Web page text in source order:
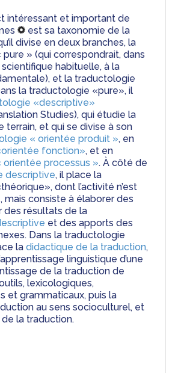
intéressant et important de
est sa taxonomie de la
divise en deux branches, la
» (qui correspondrait, dans
habituelle, à la
et la traductologie
la traductologie «pure», il
«descriptive»
Studies), qui étudie la
terrain, et qui se divise à son
« orientée produit »
, en
fonction»
, et en
processus ». À côté de
descriptive, il place la
dont l’activité n’est
mais consiste à élaborer des
théories à partir des résultats de la
et des apports des
Dans la traductologie
la didactique de la traduction,
linguistique d’une
de la traduction de
lexicologiques,
et grammaticaux, puis la
au sens socioculturel, et
la traduction.